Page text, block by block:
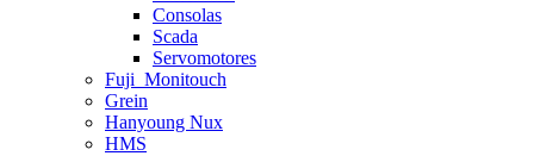
Consolas
Scada
Servomotores
Fuji_Monitouch
Grein
Hanyoung Nux
HMS